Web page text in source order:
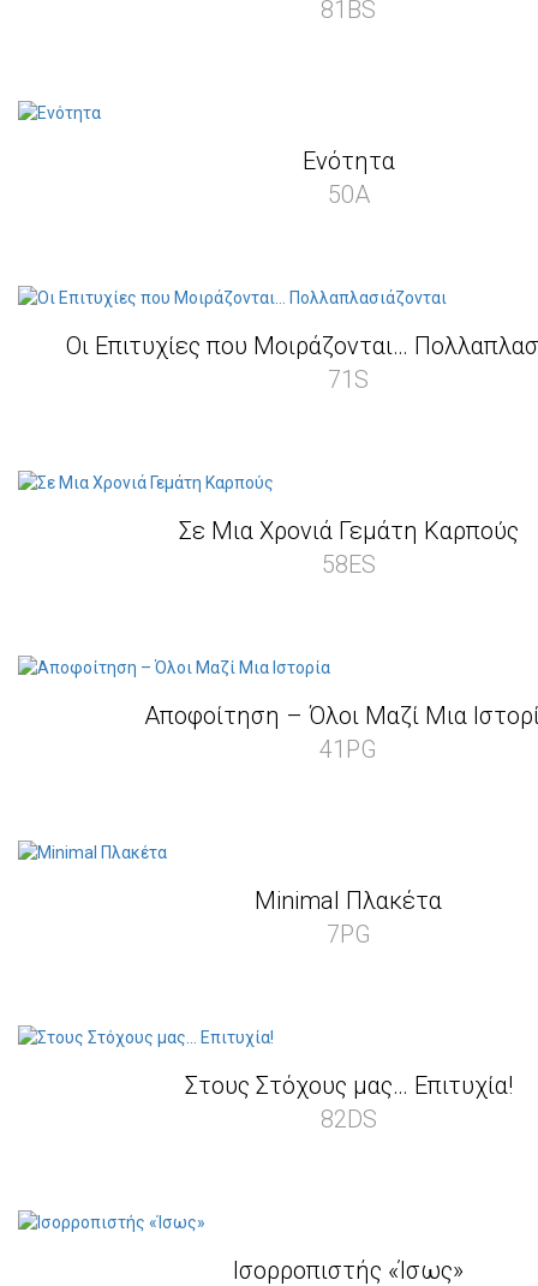
81BS
Ενότητα
50A
Οι Επιτυχίες που Μοιράζονται…
71S
Σε Μια Χρονιά Γεμάτη Καρπούς
58ES
Αποφοίτηση – Όλοι Μαζί Μια
41PG
Minimal Πλακέτα
7PG
Στους Στόχους μας… Επιτυχία!
82DS
Ισορροπιστής «Ίσως»